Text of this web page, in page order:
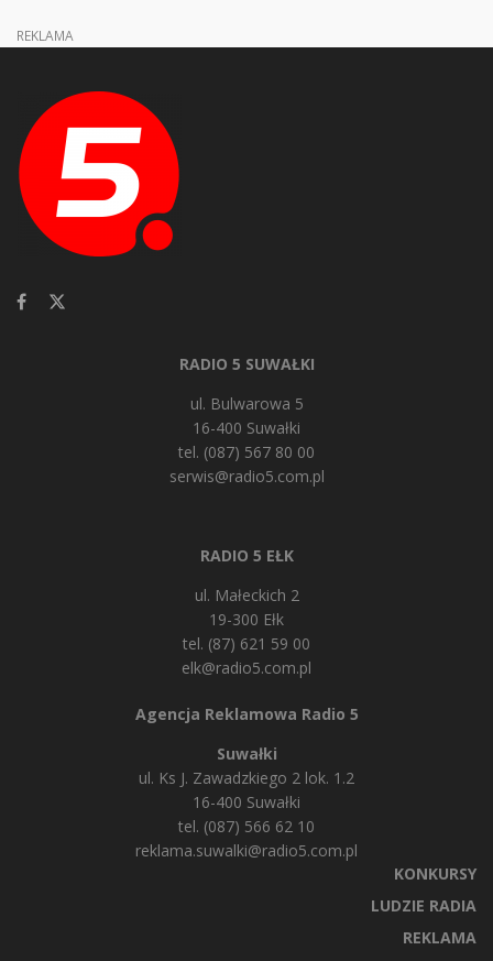
REKLAMA
RADIO 5 SUWAŁKI
ul. Bulwarowa 5
16-400 Suwałki
tel. (087) 567 80 00
serwis@radio5.com.pl
RADIO 5 EŁK
ul. Małeckich 2
19-300 Ełk
tel. (87) 621 59 00
elk@radio5.com.pl
Agencja Reklamowa Radio 5
Suwałki
ul. Ks J. Zawadzkiego 2 lok. 1.2
16-400 Suwałki
tel. (087) 566 62 10
reklama.suwalki@radio5.com.pl
KONKURSY
LUDZIE RADIA
REKLAMA